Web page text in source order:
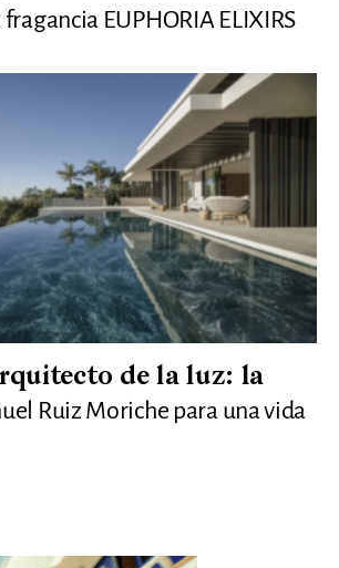
EUPHORIA ELIXIRS
de la luz: la
Ruiz Moriche para una vida